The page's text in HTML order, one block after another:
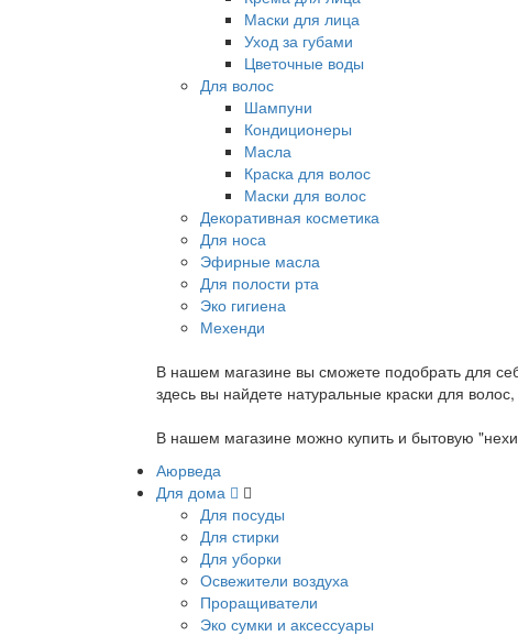
Маски для лица
Уход за губами
Цветочные воды
Для волос
Шампуни
Кондиционеры
Масла
Краска для волос
Маски для волос
Декоративная косметика
Для носа
Эфирные масла
Для полости рта
Эко гигиена
Мехенди
В нашем магазине вы сможете подобрать для
здесь вы найдете натуральные краски для
В нашем магазине можно купить и бытовую
Аюрведа
Для дома
Для посуды
Для стирки
Для уборки
Освежители воздуха
Проращиватели
Эко сумки и аксессуары